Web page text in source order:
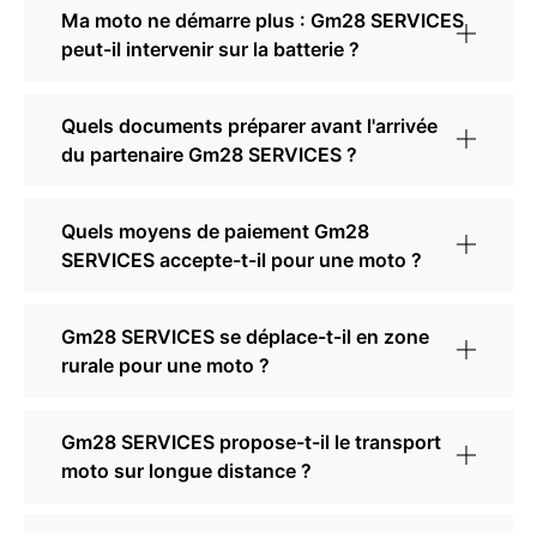
Ma moto ne démarre plus : Gm28 SERVICES
peut-il intervenir sur la batterie ?
Quels documents préparer avant l'arrivée
du partenaire Gm28 SERVICES ?
Quels moyens de paiement Gm28
SERVICES accepte-t-il pour une moto ?
Gm28 SERVICES se déplace-t-il en zone
rurale pour une moto ?
Gm28 SERVICES propose-t-il le transport
moto sur longue distance ?